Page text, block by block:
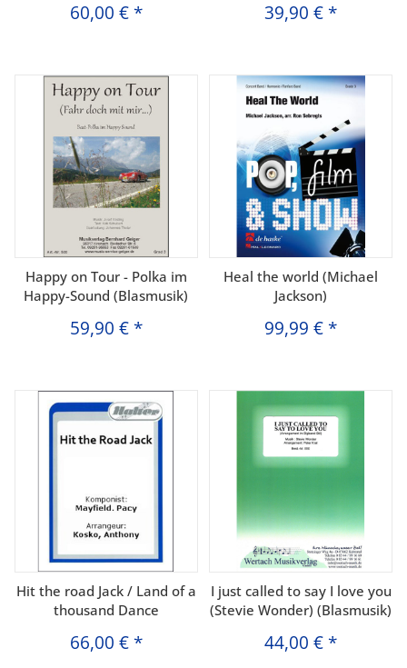
60,00 € * 39,90 € *
Happy on Tour - Polka im
Happy-Sound (Blasmusik)
59,90 € *
Heal the world (Michael
Jackson)
99,99 € *
Hit the road Jack / Land of a
thousand Dance
66,00 € *
I just called to say I love you
(Stevie Wonder) (Blasmusik)
44,00 € *